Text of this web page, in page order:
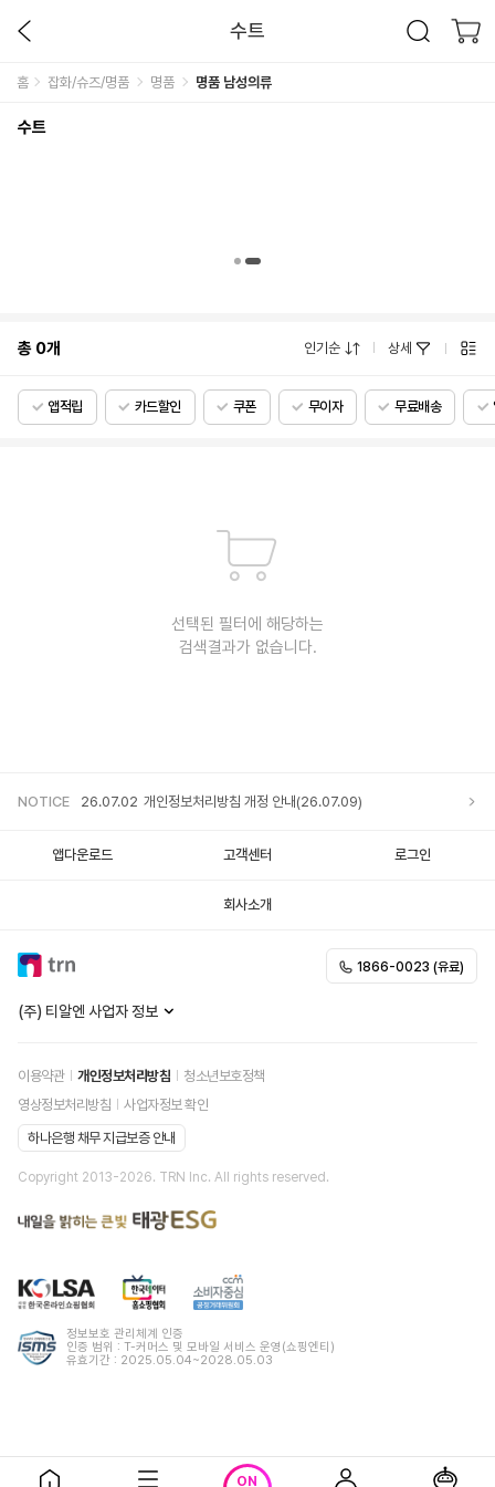
수트
홈 잡화/슈즈/명품 명품 명품 남성의류
수트
총 0개 인기순 상세
앱적립 카드할인 쿠폰 무이자 무료배송
선택된 필터에 해당하는
검색결과가 없습니다.
NOTICE 26.07.02 개인정보처리방침 개정 안내(26.07.09)
앱다운로드 고객센터 로그인
회사소개
(주) 티알엔 사업자 정보
이용약관 개인정보처리방침
청소년보호정책
영상정보처리방침
사업자정보 확인
하나은행 채무 지급보증 안내
Copyright 2013-2026. TRN Inc. All rights reserved.
정보보호 관리체계 인증
인증 범위 : T-커머스 및 모바일 서비스 운영(쇼핑엔티)
유효기간 : 2025.05.04~2028.05.03
1866-0023 (유료)
ON